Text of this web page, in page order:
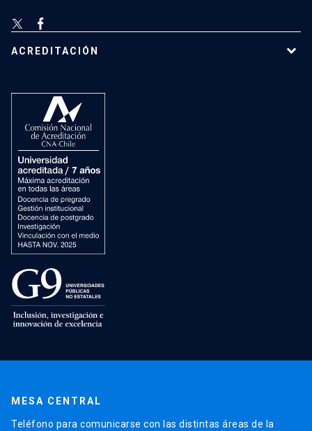
ACREDITACIÓN
MESA CENTRAL
Teléfono para comunicarse con las distintas áreas de la